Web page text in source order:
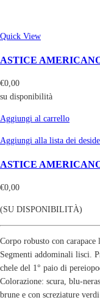
Quick View
ASTICE
€0,00
su disponibilità
Aggiungi al carrello
Aggiungi alla lista dei
ASTICE
€0,00
(SU DISPONIBILITÀ)
Corpo robusto con
Segmenti addominali lisci.
chele del 1° paio di
Colorazione: scura, blu-
brune e con screziature